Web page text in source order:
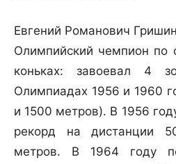
Евгений Романович Гришин
Олимпийский чемпион по
коньках: завоевал 4
Олимпиадах 1956 и 1960
и 1500 метров). В 1956
рекорд на дистанции
метров. В 1964 году